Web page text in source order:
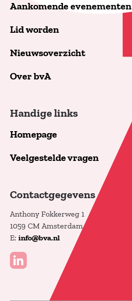
Aankomende evenementen
Lid worden
Nieuwsoverzicht
Over bvA
Handige links
Homepage
Veelgestelde vragen
Contactgegevens
Anthony Fokkerweg 1
1059 CM Amsterdam
E: info@bva.nl